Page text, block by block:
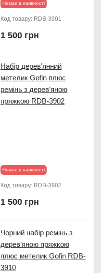
Немає в наявності
Код товару: RDB-3901
1 500 грн
Набір дерев’янний
метелик Gofin плюс
ремінь з дерев’яною
пряжкою RDB-3902
Немає в наявності
Код товару: RDB-3902
1 500 грн
Чорний набір ремінь з
дерев’яною пряжкою
плюс метелик Gofin RDB-
3910